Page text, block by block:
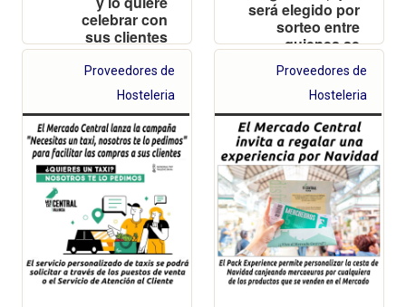
celebrar con
sus clientes
invitándoles a
participar en un
interesante
programa de
actos hasta
final de año
será elegido por
sorteo entre
quienes se
fotografíen
delante de la
lona de la
campaña y
suban la foto a
redes sociales,
obtendrá 100
mercaeuros
para comprar
en el Mercado
Proveedores de
Hosteleria
Proveedores de
Hosteleria